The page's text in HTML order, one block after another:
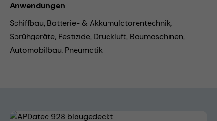
Anwendungen
Schiffbau, Batterie- & Akkumulatorentechnik,
Sprühgeräte, Pestizide, Druckluft, Baumaschinen,
Automobilbau, Pneumatik
Bildergalerie überspringen